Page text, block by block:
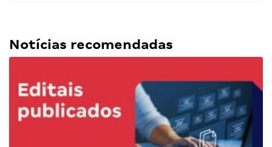
Notícias recomendadas